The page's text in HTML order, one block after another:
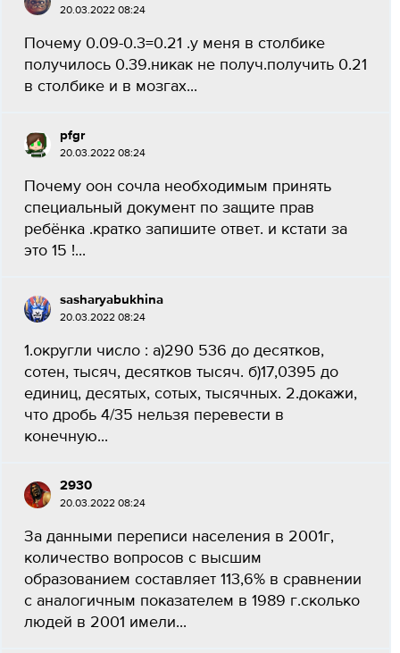
20.03.2022 08:24
Почему 0.09-0.3=0.21 .у меня в столбике
получилось 0.39.никак не получ.получить 0.21
в столбике и в мозгах...
pfgr
20.03.2022 08:24
Почему оон сочла необходимым принять
специальный документ по защите прав
ребёнка .кратко запишите ответ. и кстати за
это 15 !...
sasharyabukhina
20.03.2022 08:24
1.округли число : а)290 536 до десятков,
сотен, тысяч, десятков тысяч. б)17,0395 до
единиц, десятых, сотых, тысячных. 2.докажи,
что дробь 4/35 нельзя перевести в
конечную...
2930
20.03.2022 08:24
За данными переписи населения в 2001г,
количество вопросов с высшим
образованием составляет 113,6% в сравнении
с аналогичным показателем в 1989 г.сколько
людей в 2001 имели...